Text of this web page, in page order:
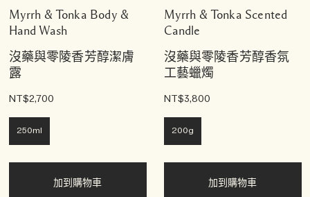
Myrrh & Tonka Body &
Hand Wash
沒藥與零陵香芳醇潔膚
露
NT$2,700
250ml
加到購物車
Myrrh & Tonka Scented
Candle
沒藥與零陵香芳醇香氛
工藝蠟燭
NT$3,800
200g
加到購物車